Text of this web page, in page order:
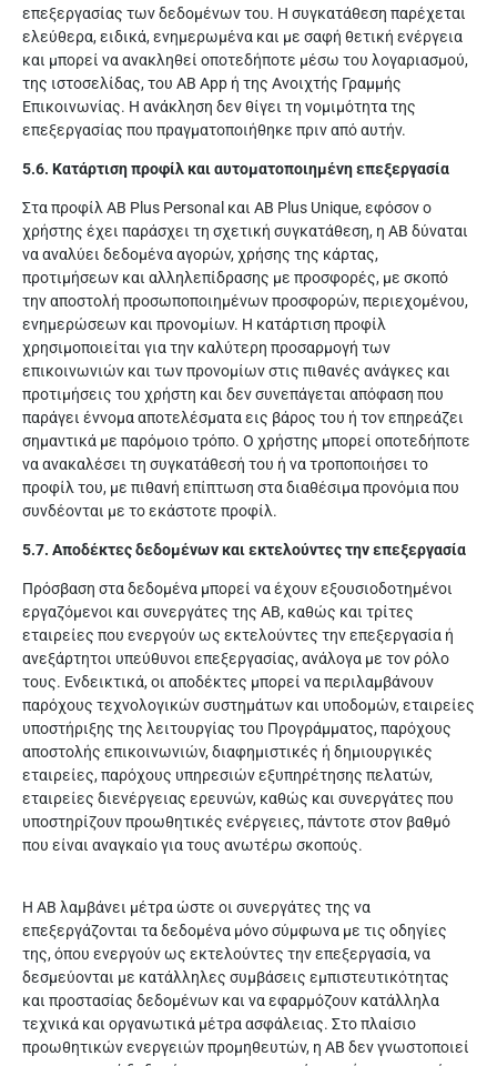
επεξεργασίας των δεδομένων του. Η συγκατάθεση παρέχεται
ελεύθερα, ειδικά, ενημερωμένα και με σαφή θετική ενέργεια
και μπορεί να ανακληθεί οποτεδήποτε μέσω του λογαριασμού,
της ιστοσελίδας, του AB App ή της Ανοιχτής Γραμμής
Επικοινωνίας. Η ανάκληση δεν θίγει τη νομιμότητα της
επεξεργασίας που πραγματοποιήθηκε πριν από αυτήν.
5.6. Κατάρτιση προφίλ και αυτοματοποιημένη επεξεργασία
Στα προφίλ AB Plus Personal και AB Plus Unique, εφόσον ο
χρήστης έχει παράσχει τη σχετική συγκατάθεση, η ΑΒ δύναται
να αναλύει δεδομένα αγορών, χρήσης της κάρτας,
προτιμήσεων και αλληλεπίδρασης με προσφορές, με σκοπό
την αποστολή προσωποποιημένων προσφορών, περιεχομένου,
ενημερώσεων και προνομίων. Η κατάρτιση προφίλ
χρησιμοποιείται για την καλύτερη προσαρμογή των
επικοινωνιών και των προνομίων στις πιθανές ανάγκες και
προτιμήσεις του χρήστη και δεν συνεπάγεται απόφαση που
παράγει έννομα αποτελέσματα εις βάρος του ή τον επηρεάζει
σημαντικά με παρόμοιο τρόπο. Ο χρήστης μπορεί οποτεδήποτε
να ανακαλέσει τη συγκατάθεσή του ή να τροποποιήσει το
προφίλ του, με πιθανή επίπτωση στα διαθέσιμα προνόμια που
συνδέονται με το εκάστοτε προφίλ.
5.7. Αποδέκτες δεδομένων και εκτελούντες την επεξεργασία
Πρόσβαση στα δεδομένα μπορεί να έχουν εξουσιοδοτημένοι
εργαζόμενοι και συνεργάτες της ΑΒ, καθώς και τρίτες
εταιρείες που ενεργούν ως εκτελούντες την επεξεργασία ή
ανεξάρτητοι υπεύθυνοι επεξεργασίας, ανάλογα με τον ρόλο
τους. Ενδεικτικά, οι αποδέκτες μπορεί να περιλαμβάνουν
παρόχους τεχνολογικών συστημάτων και υποδομών, εταιρείες
υποστήριξης της λειτουργίας του Προγράμματος, παρόχους
αποστολής επικοινωνιών, διαφημιστικές ή δημιουργικές
εταιρείες, παρόχους υπηρεσιών εξυπηρέτησης πελατών,
εταιρείες διενέργειας ερευνών, καθώς και συνεργάτες που
υποστηρίζουν προωθητικές ενέργειες, πάντοτε στον βαθμό
που είναι αναγκαίο για τους ανωτέρω σκοπούς.
Η ΑΒ λαμβάνει μέτρα ώστε οι συνεργάτες της να
επεξεργάζονται τα δεδομένα μόνο σύμφωνα με τις οδηγίες
της, όπου ενεργούν ως εκτελούντες την επεξεργασία, να
δεσμεύονται με κατάλληλες συμβάσεις εμπιστευτικότητας
και προστασίας δεδομένων και να εφαρμόζουν κατάλληλα
τεχνικά και οργανωτικά μέτρα ασφάλειας. Στο πλαίσιο
προωθητικών ενεργειών προμηθευτών, η ΑΒ δεν γνωστοποιεί